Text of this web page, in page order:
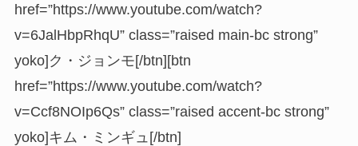
href=”https://www.youtube.com/watch?
v=6JalHbpRhqU” class=”raised main-bc strong”
yoko]ク・ジョンモ[/btn][btn
href=”https://www.youtube.com/watch?
v=Ccf8NOIp6Qs” class=”raised accent-bc strong”
yoko]キム・ミンギュ[/btn]